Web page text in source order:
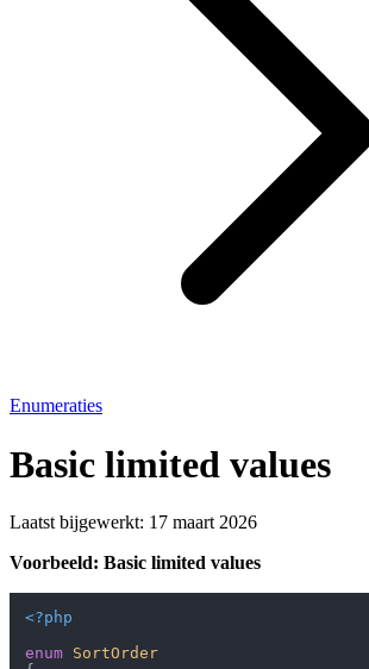
Enumeraties
Basic limited values
Laatst bijgewerkt: 17 maart 2026
Voorbeeld: Basic limited values
<?php
enum SortOrder